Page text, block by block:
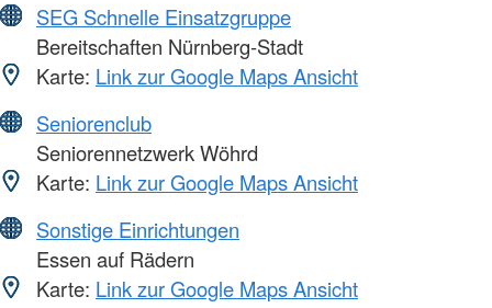
SEG Schnelle Einsatzgruppe
Bereitschaften Nürnberg-Stadt
Karte: Link zur Google Maps Ansicht
Seniorenclub
Seniorennetzwerk Wöhrd
Karte: Link zur Google Maps Ansicht
Sonstige Einrichtungen
Essen auf Rädern
Karte: Link zur Google Maps Ansicht